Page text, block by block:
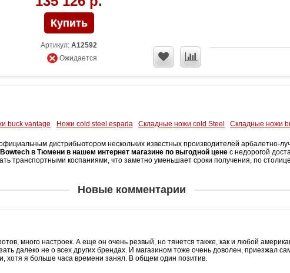
Артикул: A12592
Ожидается
buck vantage Ножи cold steel espada Складные ножи cold Steel Складные ножи
дистрибьютором нескольких известных производителей арбалетно-
в Тюмени в нашем интернет магазине по выгодной цене с недорогой
транспортными коспаниями, что заметно уменьшает сроки получения, по
Новые комментарии
много настроек. А еще он очень резвый, но тянется также, как и любой
далеко не о всех других брендах. И магазином тоже очень доволен, приезжал
хотя я больше часа времени занял. В общем один позитив.